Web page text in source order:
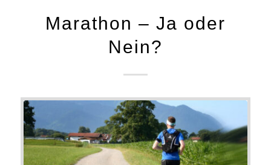
Marathon – Ja oder
Nein?